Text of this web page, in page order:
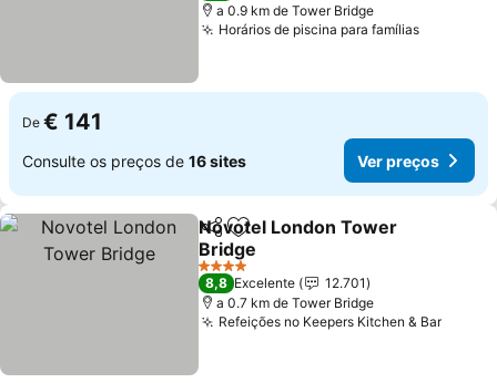
a 0.9 km de Tower Bridge
Horários de piscina para famíliasVer
De € 141
Consulte os preços de 16 sites Ver preços
PartilharAdicionar aos favoritos
Novotel London Tower
Bridge
Ver preços
4 Estrelas
8,8 Excelente
12.701
a 0.7 km de Tower Bridge
Refeições no Keepers Kitchen & BarVer